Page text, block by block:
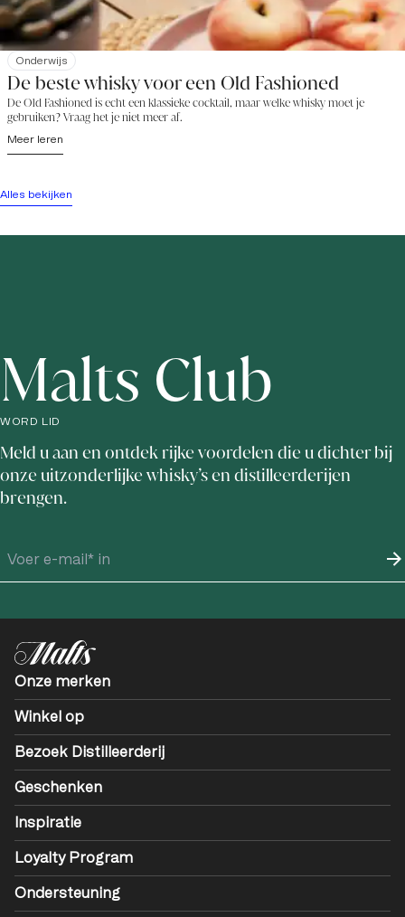
Onderwijs
De beste whisky voor een Old Fashioned
De Old Fashioned is echt een klassieke cocktail, maar welke whisky moet je
gebruiken? Vraag het je niet meer af.
Meer leren
Alles bekijken
Malts Club
WORD LID
Meld u aan en ontdek rijke voordelen die u dichter bij
onze uitzonderlijke whisky’s en distilleerderijen
brengen.
Onze merken
Winkel op
Bezoek Distilleerderij
Geschenken
Inspiratie
Loyalty Program
Ondersteuning